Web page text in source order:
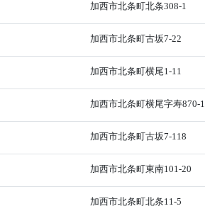
加西市北条町北条308-1
加西市北条町古坂7-22
加西市北条町横尾1-11
加西市北条町横尾字寿870-1
加西市北条町古坂7-118
加西市北条町東南101-20
加西市北条町北条11-5